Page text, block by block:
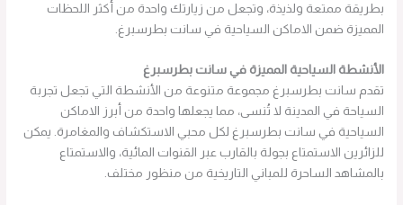
بطريقة ممتعة ولذيذة، وتجعل من زيارتك واحدة من أكثر اللحظات
المميزة ضمن الاماكن السياحية في سانت بطرسبرغ.
الأنشطة السياحية المميزة في سانت بطرسبرغ
تقدم سانت بطرسبرغ مجموعة متنوعة من الأنشطة التي تجعل تجربة
السياحة في المدينة لا تُنسى، مما يجعلها واحدة من أبرز الاماكن
السياحية في سانت بطرسبرغ لكل محبي الاستكشاف والمغامرة. يمكن
للزائرين الاستمتاع بجولة بالقارب عبر القنوات المائية، والاستمتاع
بالمشاهد الساحرة للمباني التاريخية من منظور مختلف.